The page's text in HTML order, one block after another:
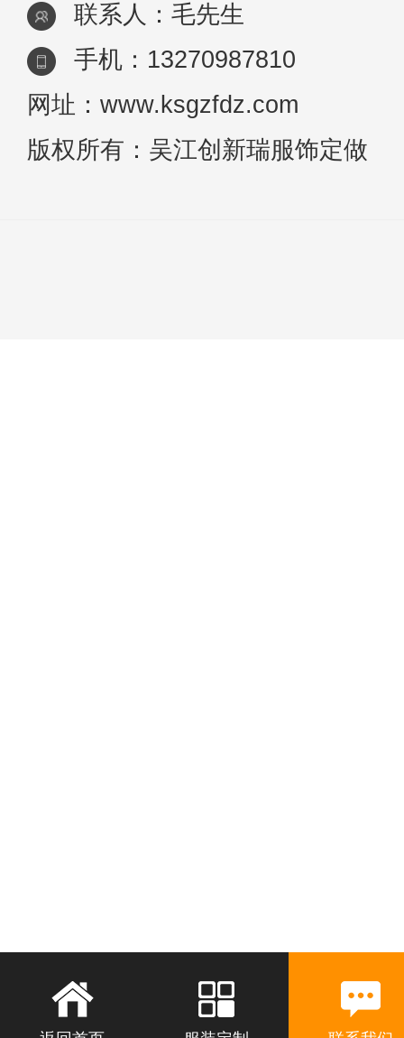
联系人：毛先生
手机：13270987810
网址：www.ksgzfdz.com
版权所有：吴江创新瑞服饰定做